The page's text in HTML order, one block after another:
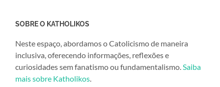
SOBRE O KATHOLIKOS
Neste espaço, abordamos o Catolicismo de maneira
inclusiva, oferecendo informações, reflexões e
curiosidades sem fanatismo ou fundamentalismo.Saiba
mais sobre Katholikos.